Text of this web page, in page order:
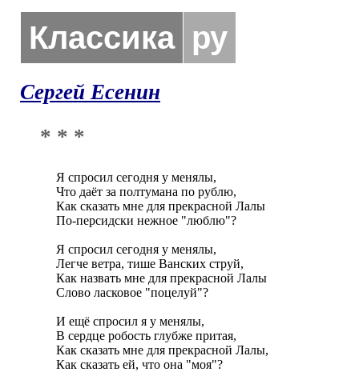
Классика ру
Сергей Есенин
* * *
Я спросил сегодня у менялы,
Что даёт за полтумана по рублю,
Как сказать мне для прекрасной Лалы
По-персидски нежное "люблю"?
Я спросил сегодня у менялы,
Легче ветра, тише Ванских струй,
Как назвать мне для прекрасной Лалы
Слово ласковое "поцелуй"?
И ещё спросил я у менялы,
В сердце робость глубже притая,
Как сказать мне для прекрасной Лалы,
Как сказать ей, что она "моя"?